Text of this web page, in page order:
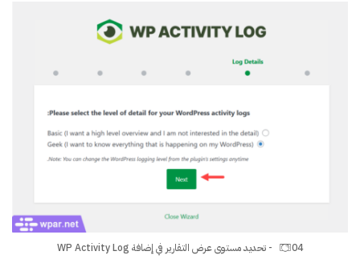
04 - تحديد مستوى عرض التقارير في إضافة WP Activity Log